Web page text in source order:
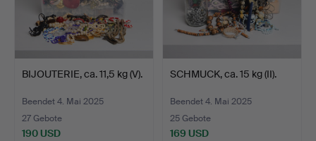
BIJOUTERIE, ca. 11,5 kg (V).
Beendet 4. Mai 2025
27 Gebote
190 USD
SCHMUCK, ca. 15 kg (II).
Beendet 4. Mai 2025
25 Gebote
169 USD